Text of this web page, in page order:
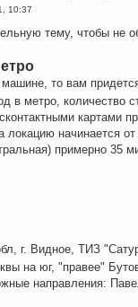
10:37
тему, чтобы не
то вам
в метро, количество
картами
локацию начинается
примерно 35
г. Видное, ТИЗ
на юг, "правее"
направления: